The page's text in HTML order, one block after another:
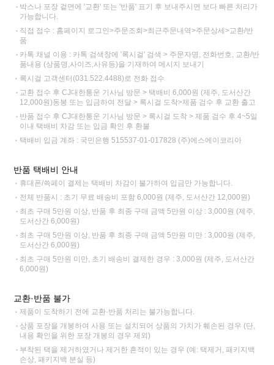
박스나 포장 겉면에 '교환' 또는 '반품' 표기 후 보내주시면 보다 빠른 처리가
가능합니다.
직접 접수 : 홈페이지 로그인>주문조회>최근주문내역>주문상세>교환/반
품
카톡 채널 이용 : 카톡 검색창에 '록시걸' 검색 > 주문자명, 전화번호, 교환/반
품내용 (상품명,사이즈,사유등)을 기재하여 메시지 보내기
록시걸 고객센터(031.522.4488)로 전화 접수
교환 접수 후 CJ대한통운 기사님 방문 > 택배비 6,000원 (제주, 도서산간
12,000원)동봉 또는 입금하여 전달 > 록시걸 도착>제품 검수 후 교환 출고
반품 접수 후 CJ대한통운 기사님 방문 > 록시걸 도착 > 제품 검수 후 4~5일
이내 택배비 차감 또는 입금 확인 후 환불
택배비 입금 계좌 : 국민은행 515537-01-017828 (주)에스에이코리아
반품 택배비 안내
휴대폰/쓱페이 결제는 택배비 차감이 불가하여 입금만 가능합니다.
전체 반품시 : 초기 무료 배송비 포함 6,000원 (제주, 도서산간 12,000원)
최초 구매 5만원 이상, 반품 후 최종 구매 금액 5만원 이상 : 3,000원 (제주,
도서산간 6,000원)
최초 구매 5만원 이상, 반품 후 최종 구매 금액 5만원 미만 : 3,000원 (제주,
도서산간 6,000원)
최초 구매 5만원 미만, 초기 배송비 결제한 경우 : 3,000원 (제주, 도서산간
6,000원)
교환·반품 불가
제품이 도착하기 전에 교환·반품 처리는 불가능합니다.
상품 포장을 개봉하여 사용 또는 설치되어 상품의 가치가 훼손된 경우 (단,
내용 확인을 위한 포장 개봉의 경우 제외)
부착된 택을 제거하였거나 제거한 흔적이 있는 경우 (예: 택제거, 패키지백
손상, 패키지백 분실 등)